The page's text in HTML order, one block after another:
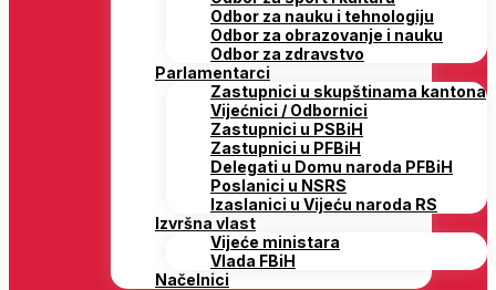
Odbor za nauku i tehnologiju
Odbor za obrazovanje i nauku
Odbor za zdravstvo
Parlamentarci
Zastupnici u skupštinama kantona
Vijećnici / Odbornici
Zastupnici u PSBiH
Zastupnici u PFBiH
Delegati u Domu naroda PFBiH
Poslanici u NSRS
Izaslanici u Vijeću naroda RS
Izvršna vlast
Vijeće ministara
Vlada FBiH
Načelnici